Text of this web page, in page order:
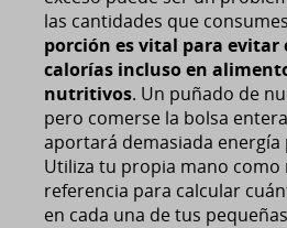
las cantidades que
porción es vital para evitar
calorías incluso en
nutritivos. Un puñado de
pero comerse la bolsa
aportará demasiada energía
Utiliza tu propia mano como
referencia para calcular
en cada una de tus